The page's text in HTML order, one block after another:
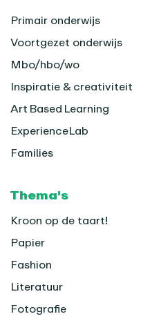
Primair onderwijs
Voortgezet onderwijs
Mbo/hbo/wo
Inspiratie & creativiteit
Art Based Learning
ExperienceLab
Families
Thema's
Kroon op de taart!
Papier
Fashion
Literatuur
Fotografie